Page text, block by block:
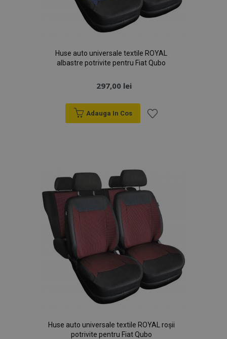
Huse auto universale textile ROYAL
albastre potrivite pentru Fiat Qubo
297,00 lei
Adauga In Cos
Dorințe
Huse auto universale textile ROYAL roșii
potrivite pentru Fiat Qubo